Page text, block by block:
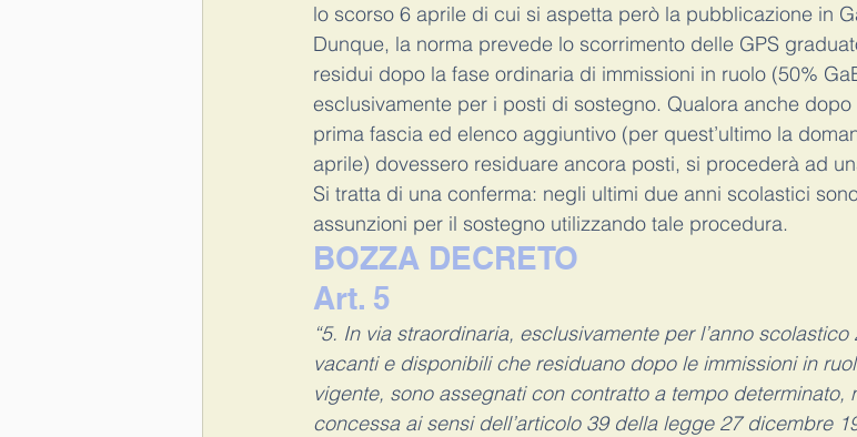
lo scorso 6 aprile di cui si aspetta però la pubblicazione in
Dunque, la norma prevede lo scorrimento delle GPS
residui dopo la fase ordinaria di immissioni in ruolo (50%
esclusivamente per i posti di sostegno. Qualora anche
prima fascia ed elenco aggiuntivo (per quest’ultimo la
aprile) dovessero residuare ancora posti, si procederà ad
Si tratta di una conferma: negli ultimi due anni scolastici
assunzioni per il sostegno utilizzando tale procedura.
BOZZA DECRETO
Art. 5
“5. In via straordinaria, esclusivamente per l’anno
vacanti e disponibili che residuano dopo le immissioni in
vigente, sono assegnati con contratto a tempo determinato,
concessa ai sensi dell’articolo 39 della legge 27 dicembre